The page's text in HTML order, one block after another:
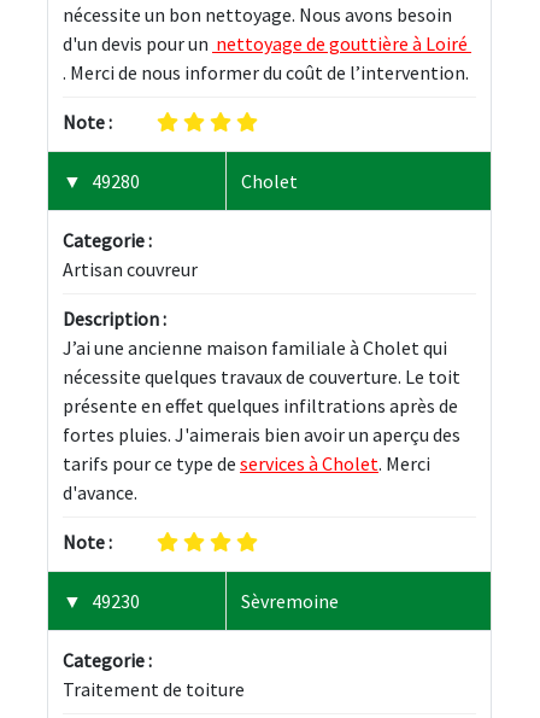
nécessite un bon nettoyage. Nous avons besoin
d'un devis pour un nettoyage de gouttière à Loiré
. Merci de nous informer du coût de l’intervention.
Note :
49280 Cholet
Categorie :
Artisan couvreur
Description :
J’ai une ancienne maison familiale à Cholet qui
nécessite quelques travaux de couverture. Le toit
présente en effet quelques infiltrations après de
fortes pluies. J'aimerais bien avoir un aperçu des
tarifs pour ce type de services à Cholet. Merci
d'avance.
Note :
49230 Sèvremoine
Categorie :
Traitement de toiture